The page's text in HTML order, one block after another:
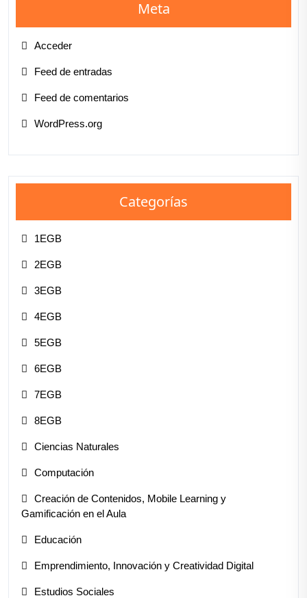
Meta
Acceder
Feed de entradas
Feed de comentarios
WordPress.org
Categorías
1EGB
2EGB
3EGB
4EGB
5EGB
6EGB
7EGB
8EGB
Ciencias Naturales
Computación
Creación de Contenidos, Mobile Learning y
Gamificación en el Aula
Educación
Emprendimiento, Innovación y Creatividad Digital
Estudios Sociales